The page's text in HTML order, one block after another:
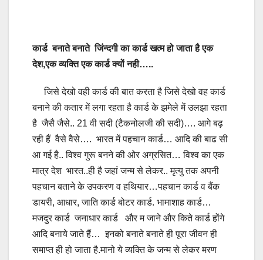
कार्ड बनाते बनाते जिंन्दगी का कार्ड खत्म हो जाता है एक
देश,एक व्यक्ति एक कार्ड क्यों नही…..
जिसे देखो वही कार्ड की बात करता है जिसे देखो वह कार्ड
बनाने की कतार में लगा रहता है कार्ड के झमेले में उलझा रहता
है जैसै जैसे.. 21 वी सदी (टैकनोलजी की सदी)…. आगे बढ़
रही हैं वैसे वैसे…. भारत में पहचान कार्ड… आदि की बाढ सी
आ गई है.. विश्व गुरू बनने की ओर अग्रसित… विश्व का एक
मात्र देश भारत..ही है जहां जन्म से लेकर.. मृत्यु तक अपनी
पहचान बताने के उपकरण व हथियार…पहचान कार्ड व बैंक
डायरी, आधार, जाति कार्ड बोटर कार्ड. भामाशाह कार्ड…
मजदुर कार्ड जनाधार कार्ड और म जाने और किते कार्ड होंगे
आदि बनाये जाते हैं… इनको बनाते बनाते ही पूरा जीवन ही
समाप्त ही हो जाता है.मानो ये व्यक्ति के जन्म से लेकर मरण